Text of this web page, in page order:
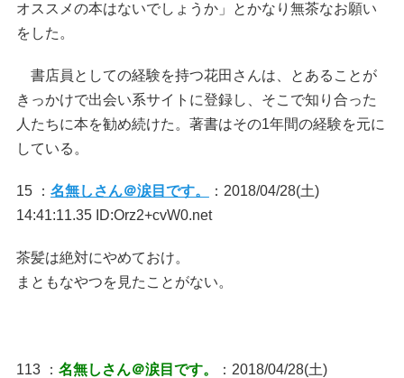
オススメの本はないでしょうか」とかなり無茶なお願い
をした。
書店員としての経験を持つ花田さんは、とあることが
きっかけで出会い系サイトに登録し、そこで知り合った
人たちに本を勧め続けた。著書はその1年間の経験を元に
している。
15 ： 名無しさん＠涙目です。
：2018/04/28(土)
14:41:11.35 ID:Orz2+cvW0.net
茶髪は絶対にやめておけ。
まともなやつを見たことがない。
113 ： 名無しさん＠涙目です。
：2018/04/28(土)